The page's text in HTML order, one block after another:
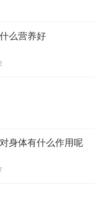
么营养好
身体有什么作用呢